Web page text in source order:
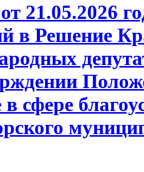
21.05.2026
в Решение
сфере